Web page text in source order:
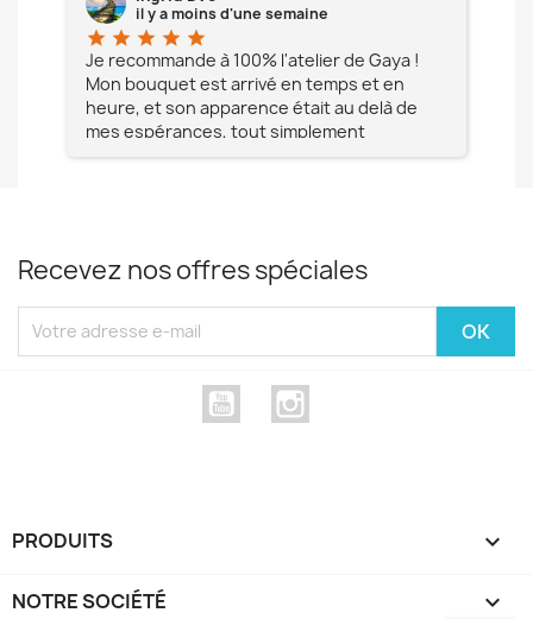
il y a moins d'une semaine
star star star star star
Je recommande à 100% l'atelier de Gaya !
Mon bouquet est arrivé en temps et en
heure, et son apparence était au delà de
mes espérances, tout simplement
Recevez nos offres spéciales
YouTube
PRODUITS 
NOTRE SOCIÉTÉ 